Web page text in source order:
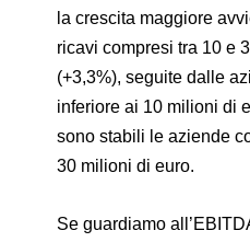
la crescita maggiore
ricavi compresi tra 10 e
(+3,3%), seguite dalle
inferiore ai 10 milioni di
sono stabili le aziende
30 milioni di euro.
Se guardiamo